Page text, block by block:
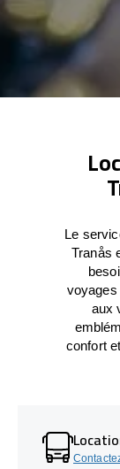
Le
Tranås
voyages
aux
confort